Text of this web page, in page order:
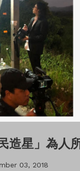
造星」為人
03, 2018